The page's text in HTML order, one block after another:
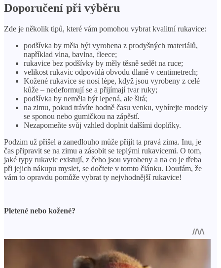
Doporučení při výběru
Zde je několik tipů, které vám pomohou vybrat kvalitní rukavice:
podšívka by měla být vyrobena z prodyšných materiálů,
například vlna, bavlna, fleece;
rukavice bez podšívky by měly těsně sedět na ruce;
velikost rukavic odpovídá obvodu dlaně v centimetrech;
Kožené rukavice se nosí lépe, když jsou vyrobeny z celé
kůže – nedeformují se a přijímají tvar ruky;
podšívka by neměla být lepená, ale šitá;
na zimu, pokud trávíte hodně času venku, vybírejte modely
se sponou nebo gumičkou na zápěstí.
Nezapomeňte svůj vzhled doplnit dalšími doplňky.
Podzim už přišel a zanedlouho může přijít ta pravá zima. Inu, je
čas připravit se na zimu a zásobit se teplými rukavicemi. O tom,
jaké typy rukavic existují, z čeho jsou vyrobeny a na co je třeba
při jejich nákupu myslet, se dočtete v tomto článku. Doufám, že
vám to opravdu pomůže vybrat ty nejvhodnější rukavice!
Pletené nebo kožené?